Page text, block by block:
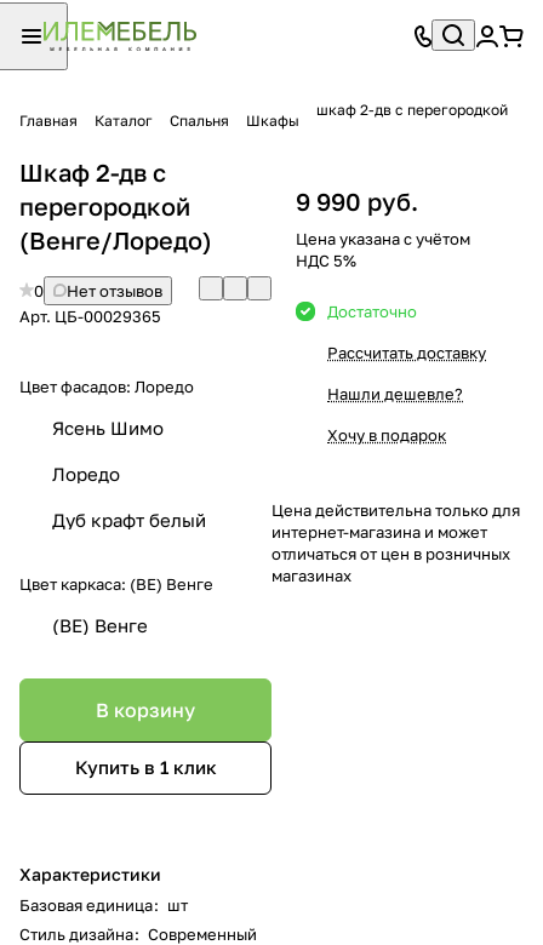
Главная Каталог Спальня Шкафы
шкаф 2-дв с перегородкой
Шкаф 2-дв с
перегородкой
(Венге/Лоредо)
0
Нет отзывов
Арт. ЦБ-00029365
Цвет фасадов: Лоредо
Ясень Шимо
Лоредо
Дуб крафт белый
Цвет каркаса: (ВЕ) Венге
(ВЕ) Венге
В корзину
Купить в 1 клик
Характеристики
Базовая единица: шт
Стиль дизайна: Современный
9 990 руб.
Цена указана с учётом
НДС 5%
Достаточно
Рассчитать доставку
Нашли дешевле?
Хочу в подарок
Цена действительна только для
интернет-магазина и может
отличаться от цен в розничных
магазинах